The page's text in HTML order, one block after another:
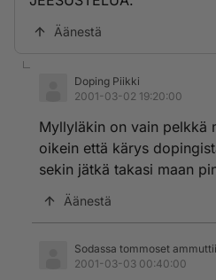
Äänestä
Doping Piikki
2001-03-02 19:20:00
Myllyläkin on vain pelkkä
oikein että kärys
sekin jätkä takasi maan
Äänestä
Sodassa tommoset
2001-03-03 00:40:00